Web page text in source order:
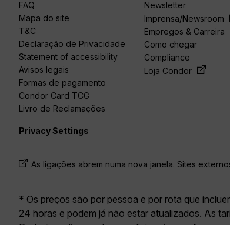
FAQ
Mapa do site
T&C
Declaração de Privacidade
Statement of accessibility
Avisos legais
Formas de pagamento
Condor Card TCG
Livro de Reclamações
Newsletter
Imprensa/Newsroom
Empregos & Carreira
Como chegar
Compliance
Loja Condor
Privacy Settings
As ligações abrem numa nova janela. Sites
* Os preços são por pessoa e por rota que
24 horas e podem já não estar atualizados. As